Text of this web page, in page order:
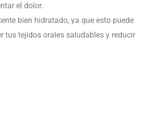
el dolor.
bien hidratado, ya que esto puede
tus tejidos orales saludables y reducir